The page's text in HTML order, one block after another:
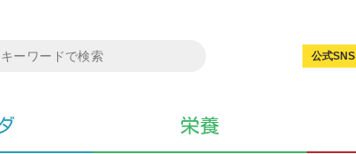
公式SNS
栄養